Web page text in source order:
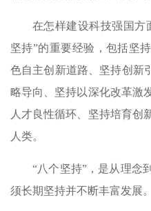
在怎样建设科技强国方
坚持”的重要经验，包括坚
色自主创新道路、坚持创新
略导向、坚持以深化改革激
人才良性循环、坚持培育创
人类。
“八个坚持”，是从理念
须长期坚持并不断丰富发展。